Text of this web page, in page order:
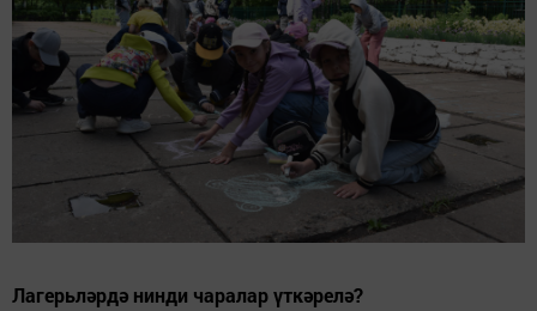
Лагерьләрдә нинди чаралар үткәрелә?